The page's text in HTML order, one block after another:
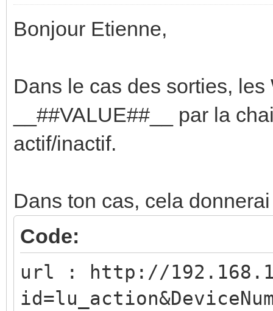
Bonjour Etienne,
Dans le cas des sorties,
__##VALUE##__ par la
actif/inactif.
Dans ton cas, cela
Code:
url : http://